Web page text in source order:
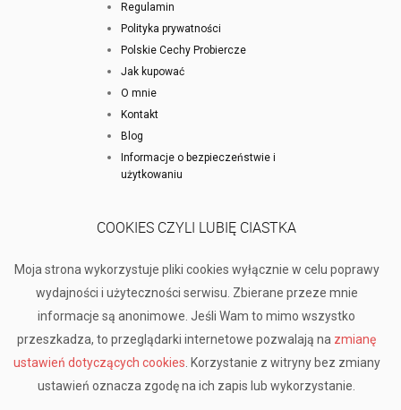
Regulamin
Polityka prywatności
Polskie Cechy Probiercze
Jak kupować
O mnie
Kontakt
Blog
Informacje o bezpieczeństwie i
użytkowaniu
COOKIES CZYLI LUBIĘ CIASTKA
Moja strona wykorzystuje pliki cookies wyłącznie w celu poprawy
wydajności i użyteczności serwisu. Zbierane przeze mnie
informacje są anonimowe. Jeśli Wam to mimo wszystko
przeszkadza, to przeglądarki internetowe pozwalają na zmianę
ustawień dotyczących cookies . Korzystanie z witryny bez zmiany
ustawień oznacza zgodę na ich zapis lub wykorzystanie.